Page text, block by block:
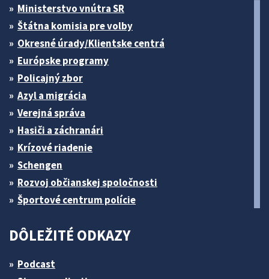
Ministerstvo vnútra SR
Štátna komisia pre volby
Okresné úrady/Klientske centrá
Európske programy
Policajný zbor
Azyl a migrácia
Verejná správa
Hasiči a záchranári
Krízové riadenie
Schengen
Rozvoj občianskej spoločnosti
Športové centrum polície
DÔLEŽITÉ ODKAZY
Podcast